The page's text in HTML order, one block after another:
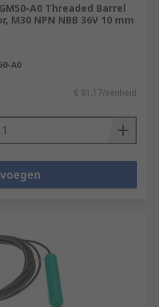
A0 Threaded Barrel
NPN NBB 36V 10 mm
A0
€ 81,17/eenheid